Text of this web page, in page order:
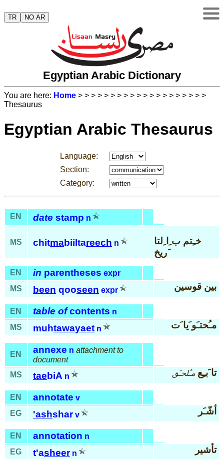
TR NO AR
Egyptian Arabic Dictionary
You are here: Home > > > > > > > > > > > > > > > > > > > >
Thesaurus
Egyptian Arabic Thesaurus
Language:
Section:
Category:
EN date stamp n
MS chitmabiiltareech n
خـِتم ب ِا ِلتا
َريخ
EN in parentheses expr
MS
been qooseen expr بين قوسين
EN table ofcontents n
MS
muhtawayaet n مـُحتـَو َيا َت
EN annexe n attachment to
document
MS
taebiA n تا َبـِع مـُلحـَق
EN annotate v
EG
'ashshar v أشّـَر
EN annotation n
EG
t'asheer n تأشير